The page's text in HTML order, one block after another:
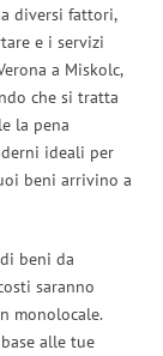
diversi fattori,
e i servizi
a Miskolc,
che si tratta
la pena
ideali per
beni arrivino a
beni da
saranno
monolocale.
alle tue